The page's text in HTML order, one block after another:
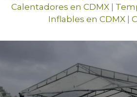
Calentadores en CDMX|
Inflables en CDMX|